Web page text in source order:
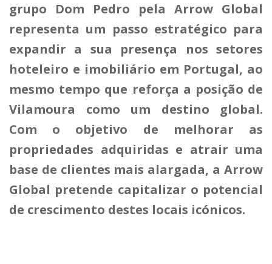
grupo Dom Pedro pela Arrow Global
representa um passo estratégico para
expandir a sua presença nos setores
hoteleiro e imobiliário em Portugal, ao
mesmo tempo que reforça a posição de
Vilamoura como um destino global.
Com o objetivo de melhorar as
propriedades adquiridas e atrair uma
base de clientes mais alargada, a Arrow
Global pretende capitalizar o potencial
de crescimento destes locais icónicos.